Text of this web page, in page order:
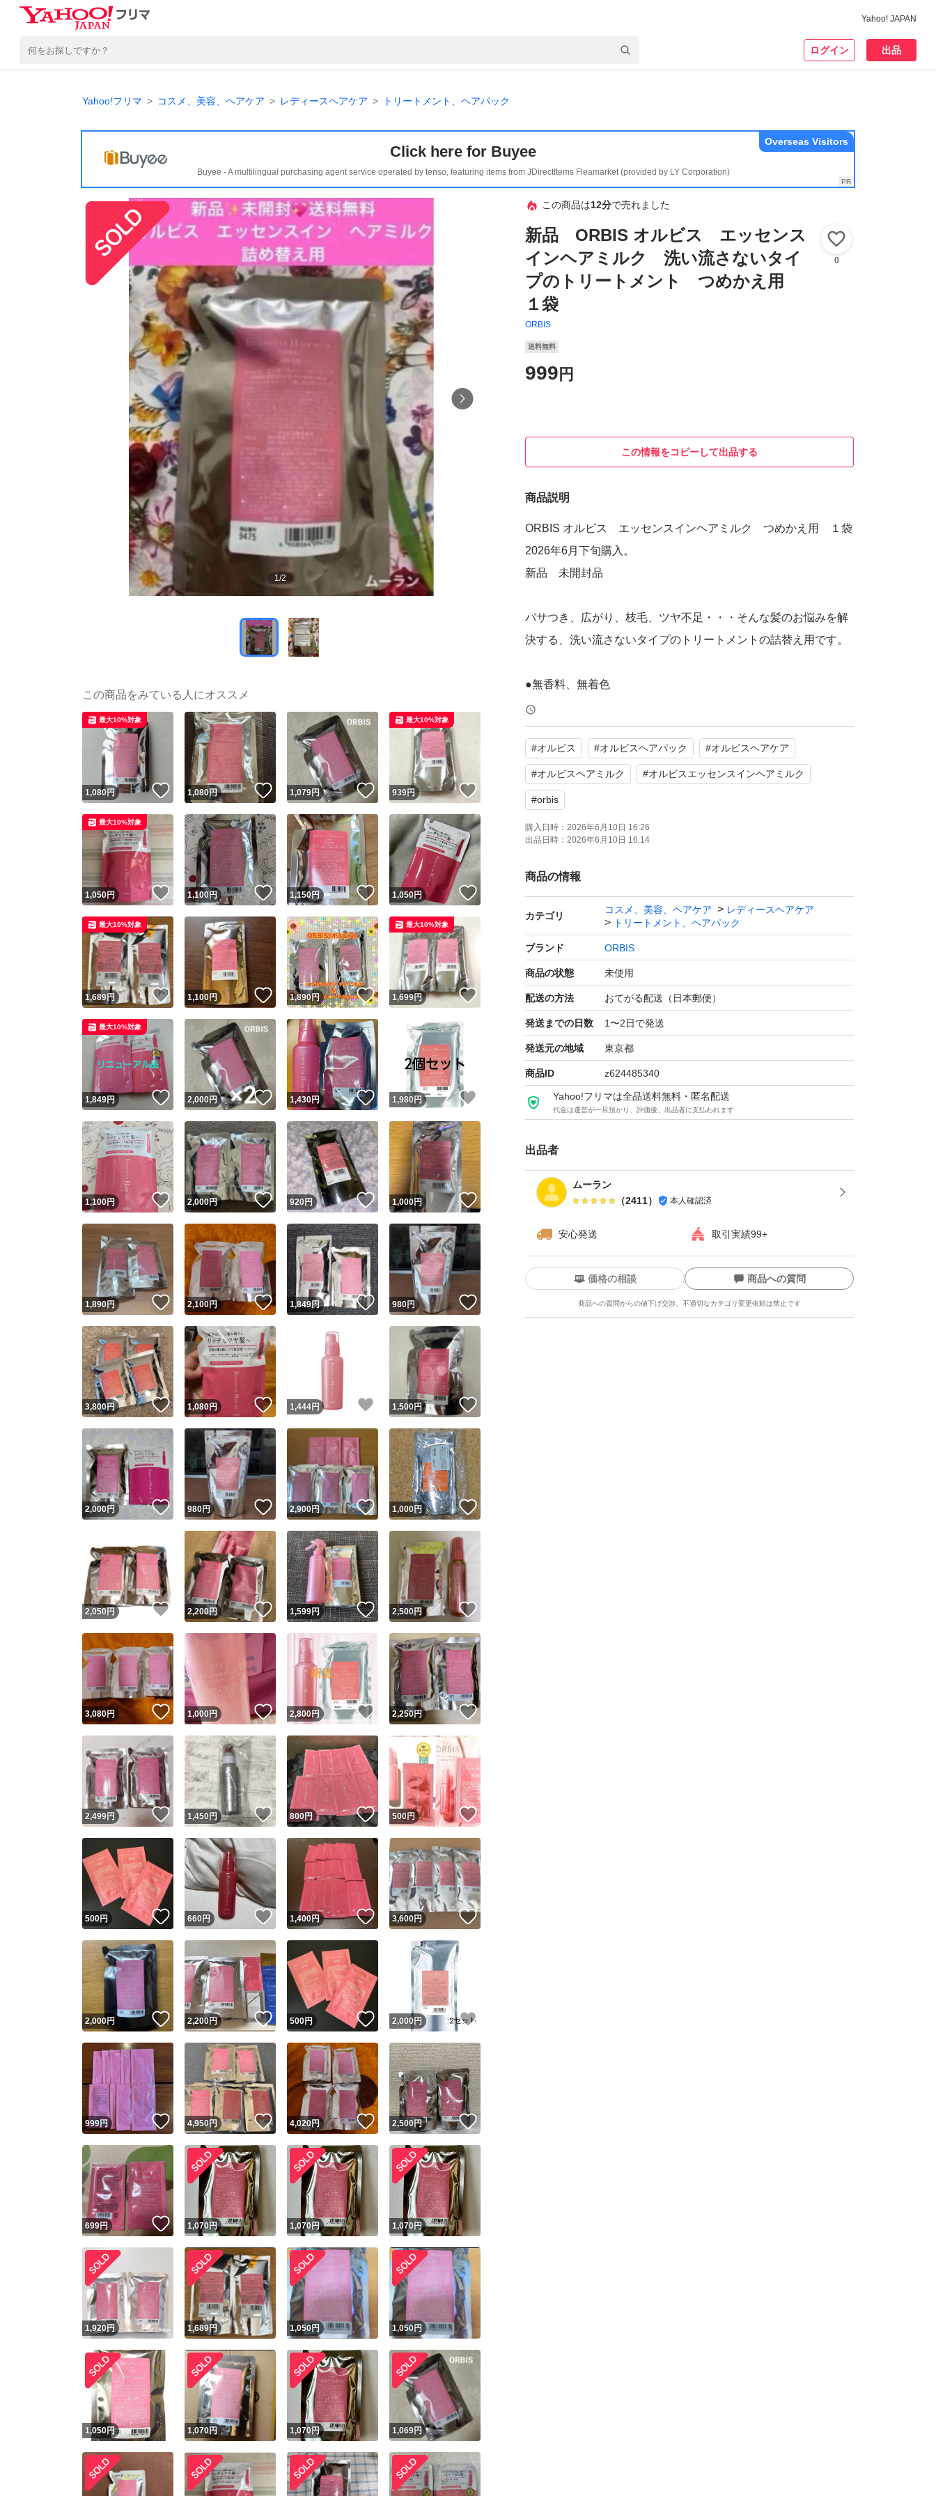
Yahoo! JAPAN
ログイン 出品
Yahoo!フリマ コスメ、美容、ヘアケア レディースヘアケア トリートメント、ヘアパック
Click here for Buyee
Buyee - A multilingual purchasing agent service operated by tenso, featuring items from JDirectItems Fleamarket (provided by LY Corporation)
Overseas Visitors
1/2
この商品は12分で売れました
新品 ORBIS オルビス エッセンス
インヘアミルク 洗い流さないタイ
プのトリートメント つめかえ用
１袋
ORBIS
0
送料無料
999 円
この情報をコピーして出品する
商品説明
ORBIS オルビス エッセンスインヘアミルク つめかえ用 １袋
2026年6月下旬購入。
新品 未開封品
パサつき、広がり、枝毛、ツヤ不足・・・そんな髪のお悩みを解
決する、洗い流さないタイプのトリートメントの詰替え用です。
●無香料、無着色
●酸化しやすい油分不使用
●アルコールフリー
内容量：140g
原産国：日本
適量を手にとって、タオルドライ後の髪（または乾いた髪）に、
ドライヤーの熱を味方に、擬似キューティクルを作り、サラサラ
つるんの指通りを実現します。
さらに高保水ミルクが、うるおいを逃がさないように髪表面をコ
ート。
内外からのしっかりケアで、うるおい健康美髪をずっとキープし
ます。
ご覧いただきありがとうございます。
お値下げ、他商品と同梱割不可。
簡易包装配送致します。
完璧を求める方神経質な方はご購入をお控えください。
オルビス エッセンスインヘアミルク レフィル 140g×1
ブランド：ORBIS
本体/詰め替え：詰め替え
トリートメント、ヘアパック種類：ミルク
セット/単品：単品
ヘアタイプ：ダメージヘア
#オルビス #オルビスヘアパック #オルビスヘアケア
#オルビスヘアミルク #オルビスエッセンスインヘアミルク
#orbis
購入日時： 2026年6月10日 16:26
出品日時： 2026年6月10日 16:14
商品の情報
カテゴリ
コスメ、美容、ヘアケア
レディースヘアケア
トリートメント、ヘアパック
ブランド ORBIS
商品の状態 未使用
配送の方法 おてがる配送（日本郵便）
発送までの日数 1〜2日で発送
発送元の地域 東京都
商品ID z624485340
Yahoo!フリマは全品送料無料・匿名配送
代金は運営が一旦預かり、評価後、出品者に支払われます
出品者
ムーラン
（2411） 本人確認済
安心発送 取引実績99+
ユーザーの実績について
Yahoo!フリマが定めた一定の基準を満たしたユーザーにバッジを付与しています
安心取引出品者
安心取引出品者 Yahoo!フリマの基準をクリアした安心・安全なユーザーです
取引実績
取引実績◯+ このユーザーはYahoo!フリマの取引を完了させた実績があります
他フリマ実績◯+ このユーザーは他フリマサービスでの取引実績があります
スピード&安心発送
※このバッジは実績に基づく表示であり、発送を保証しているものではありません
スピード＆安心発送
このユーザーは高頻度で24時間以内＆設定した発送日数内に発送してい
ます
スピード発送 このユーザーは高頻度で24時間以内に発送しています
安心発送 このユーザーは設定した発送日数内に発送しています
価格の相談 商品への質問
商品への質問からの値下げ交渉、不適切なカテゴリ変更依頼は禁止です
この商品の情報をコピーします
商品画像の無断転載は禁止されています
コピーは1商品につき1回 です
出品ページへ
キャンセル
この商品をみている人にオススメ
1,080円 いいね！
最大10%対象
1,080円 いいね！
1,079円 いいね！
939円
最大10%対象
1,050円 いいね！
最大10%対象
1,100円 いいね！
1,150円 いいね！
1,050円
1,689円 いいね！
最大10%対象
1,100円 いいね！
1,890円 いいね！
1,699円
最大10%対象
1,849円 いいね！
最大10%対象
2,000円 いいね！
1,430円 いいね！
1,980円
1,100円 いいね！
2,000円 いいね！
920円 いいね！
1,000円 いいね！
1,890円 いいね！
2,100円 いいね！
1,849円 いいね！
980円
3,800円 いいね！
1,080円 いいね！
1,444円 いいね！
1,500円
2,000円 いいね！
980円 いいね！
2,900円 いいね！
1,000円
2,050 円 いいね！
2,200円 いいね！
1,599円 いいね！
2,500円
3,080円 いいね！
1,000円 いいね！
2,800円 いいね！
2,250円 いいね！
2,499円 いいね！
1,450円 いいね！
800円 いいね！
500円 いいね！
500円 いいね！
660円 いいね！
1,400円 いいね！
3,600円 いいね！
2,000円 いいね！
2,200円 いいね！
500円 いいね！
2,000円
999円 いいね！
4,950円 いいね！
4,020円 いいね！
2,500円
699円 いいね！
1,070円 1,070円 1,070円
1,920円 1,689円 1,050円 1,050円
1,050円 1,070円 1,070円 1,069円